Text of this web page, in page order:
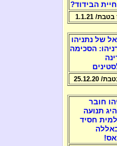
הבידוד?
1.1.21
של נתניהו
הסכימה
25.12.20
חובר
תנועה
חסיד